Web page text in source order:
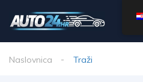
Naslovnica Traži